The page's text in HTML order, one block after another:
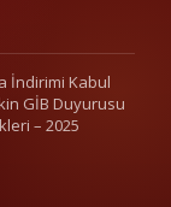
İndirimi Kabul
GİB Duyurusu
– 2025